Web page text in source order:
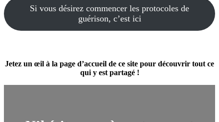
Si vous désirez commencer les protocoles de
guérison, c’est ici
Jetez un œil à la page d’accueil de ce site pour découvrir tout ce
qui y est partagé !